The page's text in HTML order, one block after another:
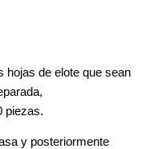
hojas de elote que sean
piezas.
y posteriormente